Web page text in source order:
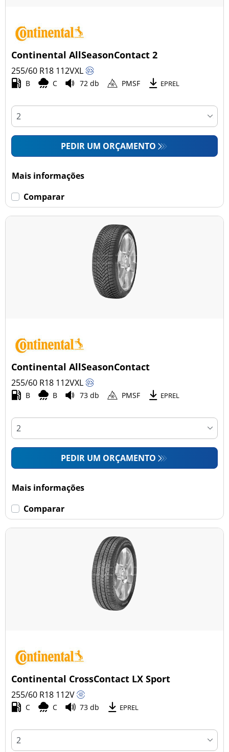
Continental AllSeasonContact 2
255/60 R18 112VXL
B C 72 db PMSF EPREL
PEDIR UM ORÇAMENTO
Mais informações
Comparar
Continental AllSeasonContact
255/60 R18 112VXL
B B 73 db PMSF EPREL
PEDIR UM ORÇAMENTO
Mais informações
Comparar
Continental CrossContact LX Sport
255/60 R18 112V
C C 73 db EPREL